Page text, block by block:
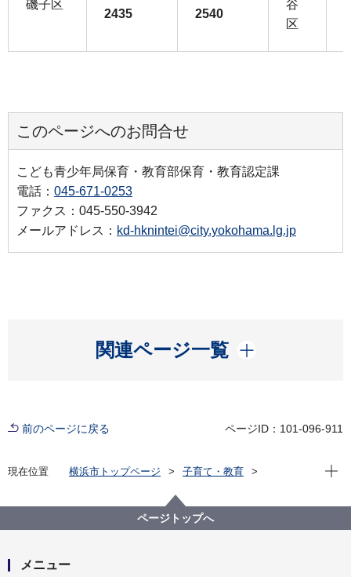
磯子区
2435
2540
谷
区
このページへのお問合せ
こども青少年局保育・教育部保育・教育認定課
電話： 045-671-0253
ファクス：045-550-3942
メールアドレス： kd-hknintei@city.yokohama.lg.jp
関連ページ一覧
開く
前のページに戻る ページID：101-096-911
現在位置 横浜市トップページ
子育て・教育
副食費の免除対象の決定方法（幼稚園・認定こども
現在
ページトップへ
メニュー